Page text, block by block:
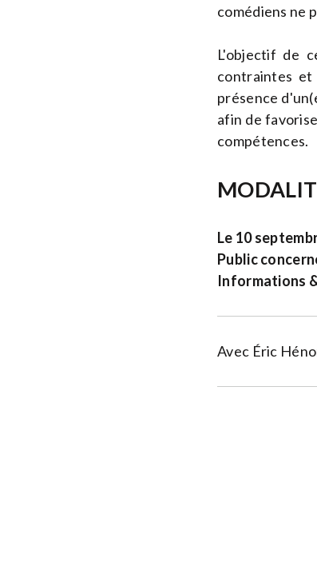
comédiens ne
L'objectif de
contraintes et
présence
afin de
compétences.
Le 10
Public
Informations
Avec Éric